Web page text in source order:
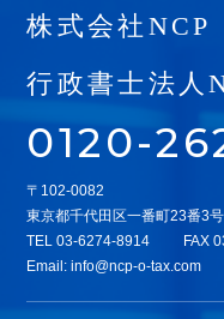
株式会社NCP
行政書士法人
0120-
〒102-0082
東京都千代田区一番町23番3
TEL03-6274-8914
FAX
Email:info@ncp-o-tax.com